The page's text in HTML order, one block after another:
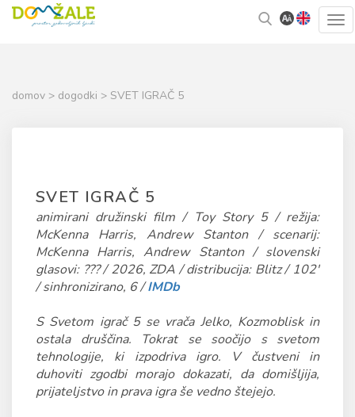
Skoči
na
Kazalo
strani
domov > dogodki > SVET IGRAČ 5
SVET IGRAČ 5
animirani družinski film / Toy Story 5 / režija:
McKenna Harris, Andrew Stanton / scenarij:
McKenna Harris, Andrew Stanton / slovenski
glasovi: ??? / 2026, ZDA / distribucija: Blitz / 102'
/ sinhronizirano, 6 /IMDb
S Svetom igrač 5 se vrača Jelko, Kozmoblisk in
ostala druščina. Tokrat se soočijo s svetom
tehnologije, ki izpodriva igro. V čustveni in
duhoviti zgodbi morajo dokazati, da domišljija,
prijateljstvo in prava igra še vedno štejejo.